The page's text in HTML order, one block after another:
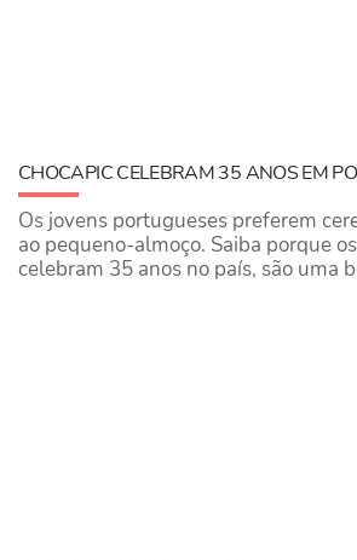
CHOCAPIC CELEBRAM 35 ANOS EM
Os jovens portugueses preferem
ao pequeno-almoço. Saiba porque
celebram 35 anos no país, são uma